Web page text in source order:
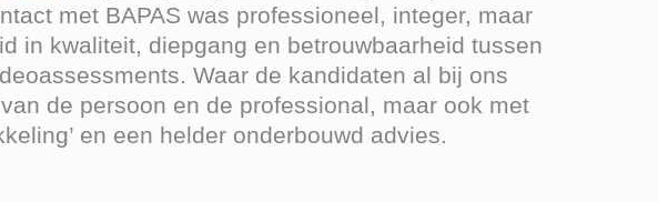
met BAPAS was professioneel, integer, maar
in kwaliteit, diepgang en betrouwbaarheid tussen
Waar de kandidaten al bij ons
de persoon en de professional, maar ook met
en een helder onderbouwd advies.